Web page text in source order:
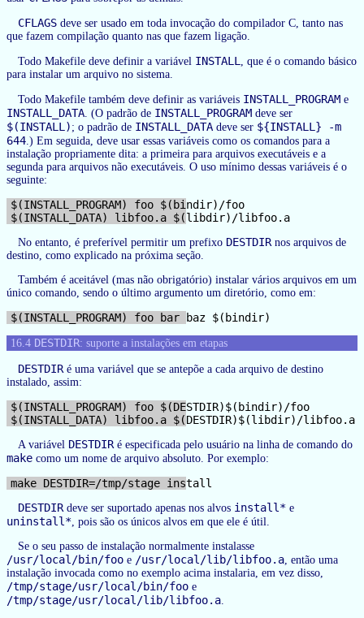
CFLAGS deve ser usado em toda invocação do compilador C, tanto nas
que fazem compilação quanto nas que fazem ligação.
Todo Makefile deve definir a variável INSTALL, que é o comando básico
para instalar um arquivo no sistema.
Todo Makefile também deve definir as variáveis INSTALL_PROGRAM e
INSTALL_DATA. (O padrão de INSTALL_PROGRAM deve ser
$(INSTALL) ; o padrão de INSTALL_DATA deve ser ${INSTALL} -m
644.) Em seguida, deve usar essas variáveis como os comandos para a
instalação propriamente dita: a primeira para arquivos executáveis e a
segunda para arquivos não executáveis. O uso mínimo dessas variáveis é o
seguinte:
$(INSTALL_PROGRAM) foo $(bindir)/foo
No entanto, é preferível permitir um prefixo DESTDIRnos arquivos de
destino, como explicado na próxima seção.
Também é aceitável (mas não obrigatório) instalar vários arquivos em um
único comando, sendo o último argumento um diretório, como em:
16.4 DESTDIR: suporte a instalações em etapas
DESTDIRé uma variável que se antepõe a cada arquivo de destino
instalado, assim:
$(INSTALL_PROGRAM) foo $(DESTDIR)$(bindir)/foo
A variável DESTDIRé especificada pelo usuário na linha de comando do
make como um nome de arquivo absoluto. Por exemplo:
DESTDIRdeve ser suportado apenas nos alvos install* e
uninstall*, pois são os únicos alvos em que ele é útil.
Se o seu passo de instalação normalmente instalasse
/usr/local/bin/foo e /usr/local/lib/libfoo.a, então uma
instalação invocada como no exemplo acima instalaria, em vez disso,
/tmp/stage/usr/local/bin/foo e
/tmp/stage/usr/local/lib/libfoo.a.